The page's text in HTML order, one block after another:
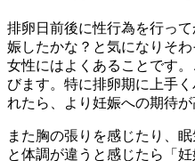
排卵日前後に性行為を行っ
娠したかな？と気になりそ
女性にはよくあることです
びます。特に排卵期に上手
れたら、より妊娠への期待が
また胸の張りを感じたり、
と体調が違うと感じたら「